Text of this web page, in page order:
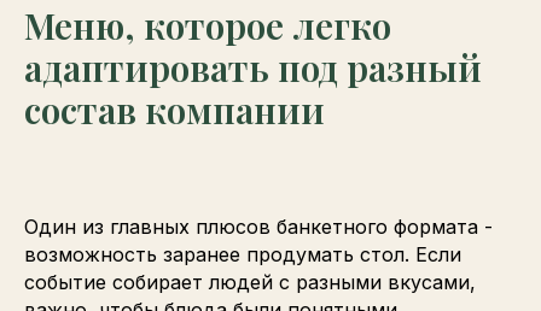
Меню, которое легко
адаптировать под разный
состав компании
Один из главных плюсов банкетного формата -
возможность заранее продумать стол. Если
событие собирает людей с разными вкусами,